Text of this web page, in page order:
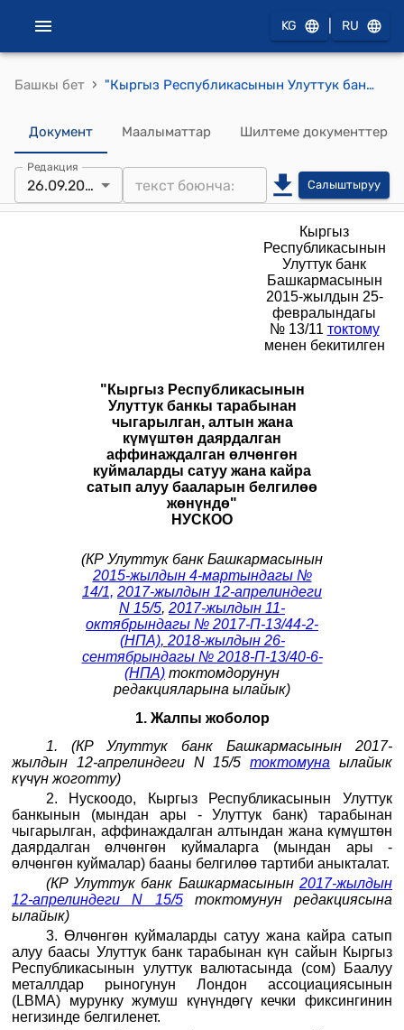
KG RU
Башкы бет › "Кыргыз Республикасынын Улуттук банкы тарабынан эмитирленген, алтын жана күмүштөн даярдалган аффинаждалган өлчөнгөн куймаларды сатуу жана кайра сатып алуу бааларын белгилөө жөнүндө" НУСКОО (2015-жылдын 25-февралындагы № 13/11 токтому менен бекитилген)
Документ Маалыматтар Шилтеме документтер
Редакция
26.09.2018 Салыштыруу